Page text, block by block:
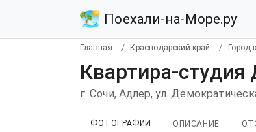
Поехали-на-Море.ру
Главная Краснодарский край Город-
Квартира-
г. Сочи, Адлер, ул.
ФОТОГРАФИИ ОПИСАНИЕ